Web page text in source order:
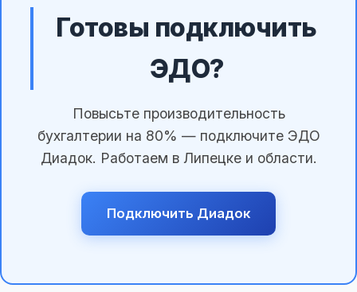
Готовы подключить
ЭДО?
Повысьте производительность
бухгалтерии на 80% — подключите ЭДО
Диадок. Работаем в Липецке и области.
Подключить Диадок